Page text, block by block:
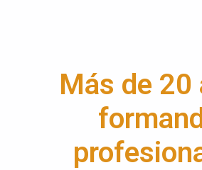
Más de 20